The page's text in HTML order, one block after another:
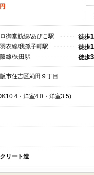
御堂筋線/あびこ駅 徒歩1
衣線/我孫子町駅
徒歩
線/矢田駅
徒歩
市住吉区苅田９丁目
・洋室4.0・洋室3.5)
リート造